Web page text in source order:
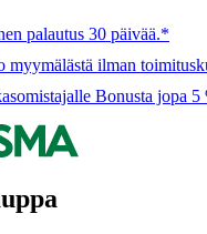
palautus 30 päivää.*
myymälästä ilman
Bonusta jopa 5